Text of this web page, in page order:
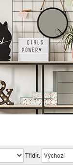
Třídit: